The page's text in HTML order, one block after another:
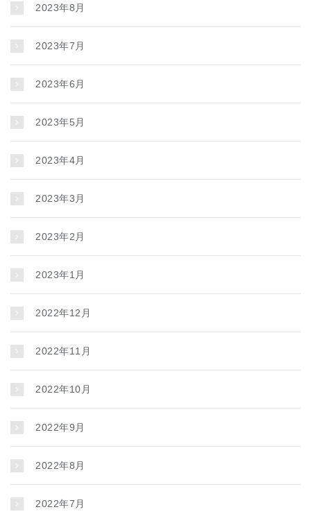
2023年8月
2023年7月
2023年6月
2023年5月
2023年4月
2023年3月
2023年2月
2023年1月
2022年12月
2022年11月
2022年10月
2022年9月
2022年8月
2022年7月